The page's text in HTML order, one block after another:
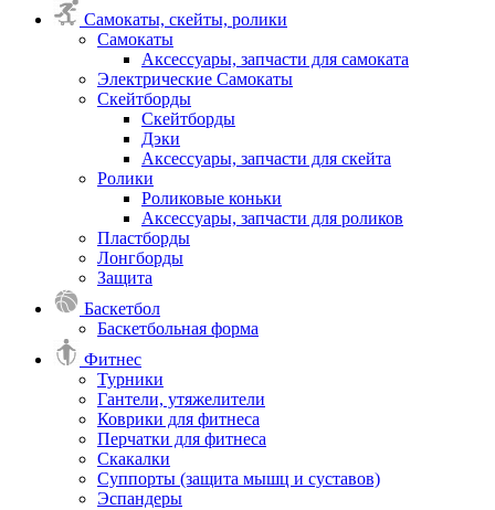
Самокаты, скейты, ролики
Самокаты
Аксессуары, запчасти для самоката
Электрические Самокаты
Скейтборды
Скейтборды
Дэки
Аксессуары, запчасти для скейта
Ролики
Роликовые коньки
Аксессуары, запчасти для роликов
Пластборды
Лонгборды
Защита
Баскетбол
Баскетбольная форма
Фитнес
Турники
Гантели, утяжелители
Коврики для фитнеса
Перчатки для фитнеса
Скакалки
Суппорты (защита мышц и суставов)
Эспандеры